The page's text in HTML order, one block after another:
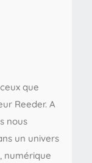
que
Reeder. A
nous
un univers
numérique